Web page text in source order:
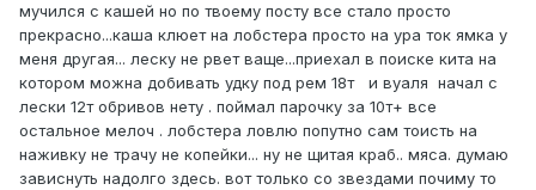
мучился с кашей но по твоему посту все стало просто
прекрасно...каша клюет на лобстера просто на ура ток ямка у
меня другая... леску не рвет ваще...приехал в поиске кита на
котором можна добивать удку под рем 18т и вуаля начал с
лески 12т обривов нету . поймал парочку за 10т+ все
остальное мелоч . лобстера ловлю попутно сам тоисть на
наживку не трачу не копейки... ну не щитая краб.. мяса. думаю
зависнуть надолго здесь. вот только со звездами почиму то